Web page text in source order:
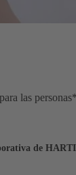
las
de